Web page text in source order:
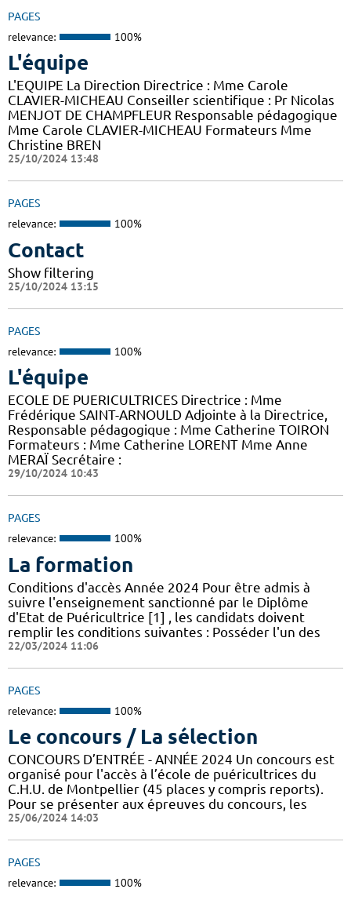
PAGES
relevance: 100%
L'équipe
L'EQUIPE La Direction Directrice : Mme Carole
CLAVIER-MICHEAU Conseiller scientifique : Pr Nicolas
MENJOT DE CHAMPFLEUR Responsable pédagogique
Mme Carole CLAVIER-MICHEAU Formateurs Mme
Christine BREN
25/10/2024 13:48
PAGES
relevance: 100%
Contact
Show filtering
25/10/2024 13:15
PAGES
relevance: 100%
L'équipe
ECOLE DE PUERICULTRICES Directrice : Mme
Frédérique SAINT-ARNOULD Adjointe à la Directrice,
Responsable pédagogique : Mme Catherine TOIRON
Formateurs : Mme Catherine LORENT Mme Anne
MERAÏ Secrétaire :
29/10/2024 10:43
PAGES
relevance: 100%
La formation
Conditions d'accès Année 2024 Pour être admis à
suivre l'enseignement sanctionné par le Diplôme
d'Etat de Puéricultrice [1] , les candidats doivent
remplir les conditions suivantes : Posséder l'un des
22/03/2024 11:06
PAGES
relevance: 100%
Le concours / La sélection
CONCOURS D’ENTRÉE - ANNÉE 2024 Un concours est
organisé pour l'accès à l’école de puéricultrices du
C.H.U. de Montpellier (45 places y compris reports).
Pour se présenter aux épreuves du concours, les
25/06/2024 14:03
PAGES
relevance: 100%